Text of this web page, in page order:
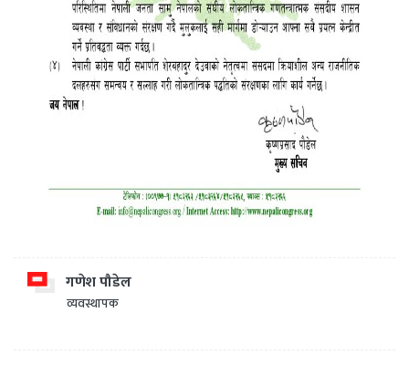
गणेश पौडेल
व्यवस्थापक